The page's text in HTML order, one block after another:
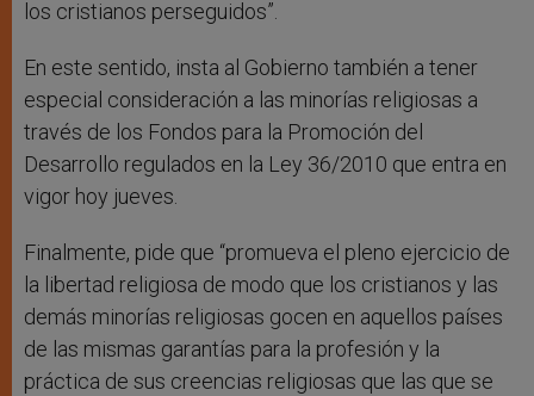
los cristianos perseguidos”.
En este sentido, insta al Gobierno también a tener
especial consideración a las minorías religiosas a
través de los Fondos para la Promoción del
Desarrollo regulados en la Ley 36/2010 que entra en
vigor hoy jueves.
Finalmente, pide que “promueva el pleno ejercicio de
la libertad religiosa de modo que los cristianos y las
demás minorías religiosas gocen en aquellos países
de las mismas garantías para la profesión y la
práctica de sus creencias religiosas que las que se